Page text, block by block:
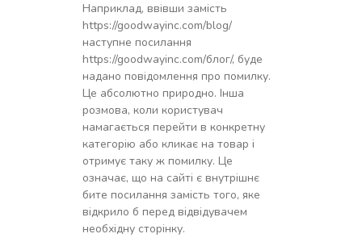
Наприклад, ввівши замість
https://goodwayinc.com/blog/
наступне посилання
https://goodwayinc.com/блог/, буде
надано повідомлення про помилку.
Це абсолютно природно. Інша
розмова, коли користувач
намагається перейти в конкретну
категорію або кликає на товар і
отримує таку ж помилку. Це
означає, що на сайті є внутрішнє
бите посилання замість того, яке
відкрило б перед відвідувачем
необхідну сторінку.